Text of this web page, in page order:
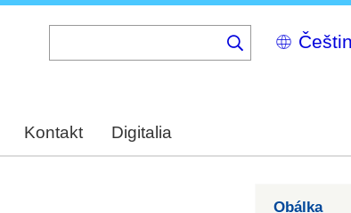
Select
your
Kontakt Digitalia
Obálka